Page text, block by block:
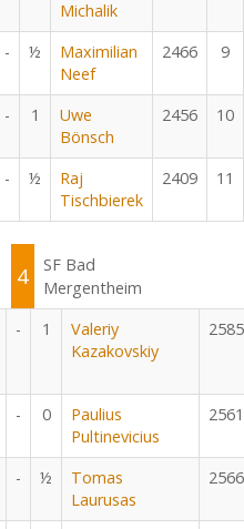
Michalik
- ½
Maximilian
Neef
2466 9
- 1
Uwe
Bönsch
2456 10
- ½
Raj
Tischbierek
2409 11
4
SF Bad
Mergentheim
- 1
Valeriy
Kazakovskiy
2585
- 0
Paulius
Pultinevicius
2561
- ½
Tomas
Laurusas
2566